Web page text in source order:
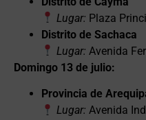
Lugar: Plaza
Distrito de Sachaca
Lugar: Avenida
Domingo 13 de julio:
Provincia de
Lugar: Avenida